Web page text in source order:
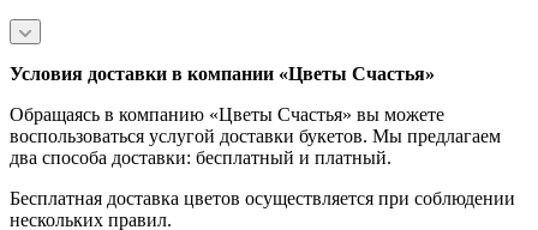
Условия доставки в компании «Цветы Счастья»
Обращаясь в компанию «Цветы Счастья» вы можете
воспользоваться услугой доставки букетов. Мы предлагаем
два способа доставки: бесплатный и платный.
Бесплатная доставка цветов осуществляется при соблюдении
нескольких правил.